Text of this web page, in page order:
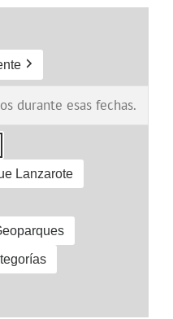
durante esas fechas.
Lanzarote